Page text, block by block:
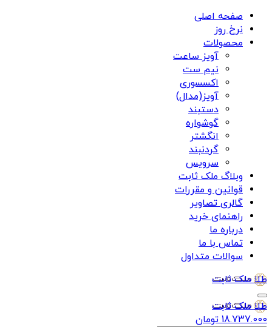
صفحه اصلی
نرخ روز
محصولات
آویز ساعت
نیم ست
اکسسوری
آویز(مدال)
دستبند
گوشواره
انگشتر
گردنبند
سرویس
وبلاگ ملک ثابت
قوانین و مقررات
گالری تصاویر
راهنمای خرید
درباره ما
تماس با ما
سوالات متداول
طلا ملک ثابت
طلا ملک ثابت
18.737.000 تومان